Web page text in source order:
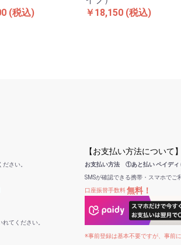
(税込)
￥18,150 (税込)
さい。
てください。
【お支払い方法について】
お支払い方法 ①あと払い ペイディ
SMSが確認できる携帯・スマホでご
口座振替手数料無料！
※事前登録は基本不要ですが、事前